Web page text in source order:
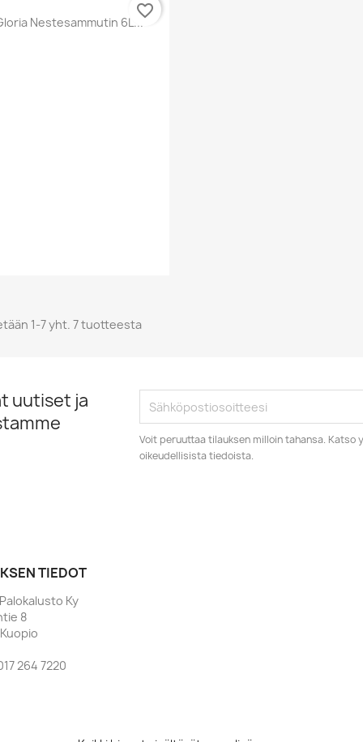
Pikakatselu
Nestesammutin 6L...
favorite_border
1-7 yht. 7 tuotteesta
uutiset ja
Voit peruuttaa tilauksen milloin tahansa. Katso
oikeudellisista tiedoista.
TIEDOT
Ky
8
264 7220